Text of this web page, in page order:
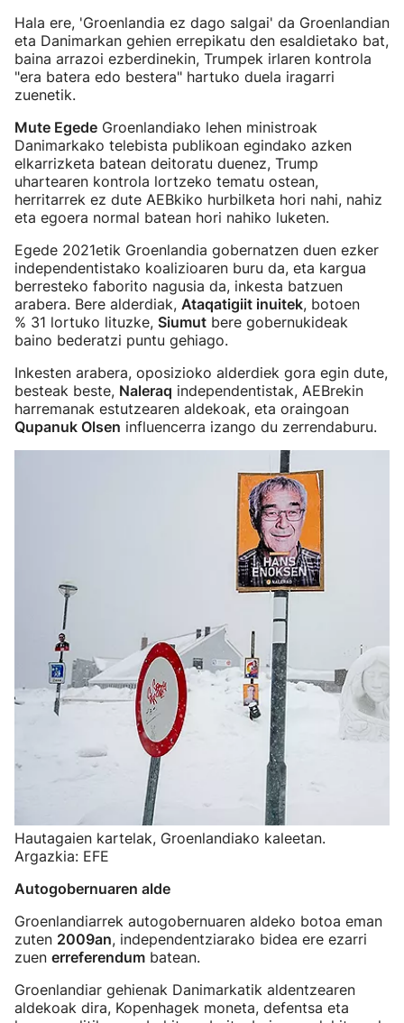
Hala ere, 'Groenlandia ez dago salgai' da Groenlandian
eta Danimarkan gehien errepikatu den esaldietako bat,
baina arrazoi ezberdinekin, Trumpek irlaren kontrola
"era batera edo bestera" hartuko duela iragarri
zuenetik.
Mute Egede Groenlandiako lehen ministroak
Danimarkako telebista publikoan egindako azken
elkarrizketa batean deitoratu duenez, Trump
uhartearen kontrola lortzeko tematu ostean,
herritarrek ez dute AEBkiko hurbilketa hori nahi, nahiz
eta egoera normal batean hori nahiko luketen.
Egede 2021etik Groenlandia gobernatzen duen ezker
independentistako koalizioaren buru da, eta kargua
berresteko faborito nagusia da, inkesta batzuen
arabera. Bere alderdiak, Ataqatigiit inuitek, botoen
% 31 lortuko lituzke, Siumut bere gobernukideak
baino bederatzi puntu gehiago.
Inkesten arabera, oposizioko alderdiek gora egin dute,
besteak beste, Naleraq independentistak, AEBrekin
harremanak estutzearen aldekoak, eta oraingoan
Qupanuk Olsen influencerra izango du zerrendaburu.
Hautagaien kartelak, Groenlandiako kaleetan.
Argazkia: EFE
Autogobernuaren alde
Groenlandiarrek autogobernuaren aldeko botoa eman
zuten 2009an, independentziarako bidea ere ezarri
zuen erreferendum batean.
Groenlandiar gehienak Danimarkatik aldentzearen
aldekoak dira, Kopenhagek moneta, defentsa eta